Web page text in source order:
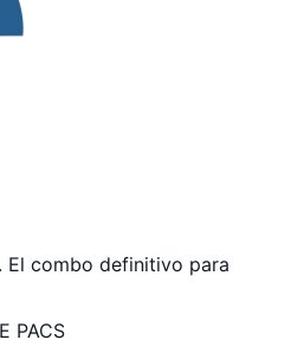
El combo definitivo para
PACS